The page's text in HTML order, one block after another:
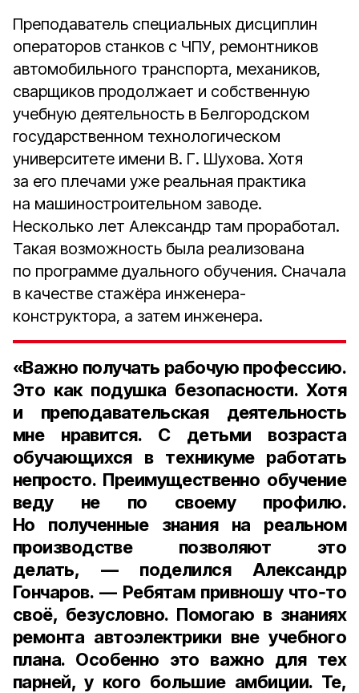
Преподаватель специальных дисциплин
операторов станков с ЧПУ, ремонтников
автомобильного транспорта, механиков,
сварщиков продолжает и собственную
учебную деятельность в Белгородском
государственном технологическом
университете имени В. Г. Шухова. Хотя
за его плечами уже реальная практика
на машиностроительном заводе.
Несколько лет Александр там проработал.
Такая возможность была реализована
по программе дуального обучения. Сначала
в качестве стажёра инженера-
конструктора, а затем инженера.
«Важно получать рабочую профессию.
Это как подушка безопасности. Хотя
и преподавательская деятельность
мне нравится. С детьми возраста
обучающихся в техникуме работать
непросто. Преимущественно обучение
веду не по своему профилю.
Но полученные знания на реальном
производстве позволяют это
делать, — поделился Александр
Гончаров. — Ребятам привношу что‑то
своё, безусловно. Помогаю в знаниях
ремонта автоэлектрики вне учебного
плана. Особенно это важно для тех
парней, у кого большие амбиции. Те,